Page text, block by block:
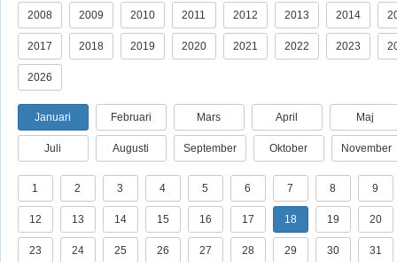
2008 2009 2010 2011 2012 2013 2014
2017 2018 2019 2020 2021 2022 2023
2026
Januari Februari Mars April Maj
Juli Augusti September Oktober November
1 2 3 4 5 6 7 8 9
12 13 14 15 16 17 18 19 20
23 24 25 26 27 28 29 30 31